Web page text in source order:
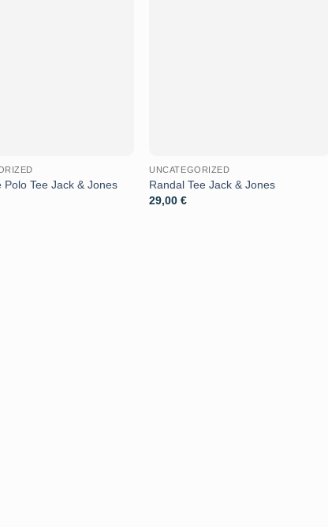
Polo Tee Jack & Jones
UNCATEGORIZED
Randal Tee Jack & Jones
29,00€